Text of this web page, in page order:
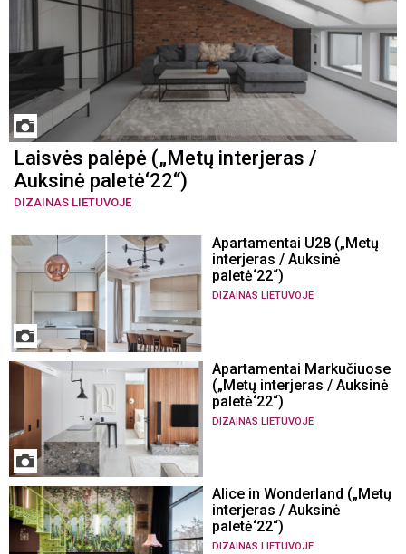
Laisvės palėpė („Metų interjeras /
Auksinė paletė‘22“)
DIZAINAS LIETUVOJE
Apartamentai U28 („Metų
interjeras / Auksinė
paletė‘22“)
DIZAINAS LIETUVOJE
Apartamentai Markučiuose
(„Metų interjeras / Auksinė
paletė‘22“)
DIZAINAS LIETUVOJE
Alice in Wonderland („Metų
interjeras / Auksinė
paletė‘22“)
DIZAINAS LIETUVOJE